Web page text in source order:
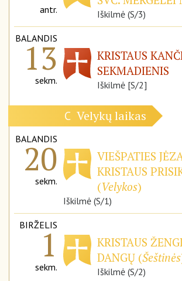
antr. Iškilmė (S/3)
BALANDIS
13
sekm.
KRISTAUS
SEKMADIENIS
Iškilmė [S/2]
C Velykų laikas
BALANDIS
20
sekm.
VIEŠPATIES
KRISTAUS
(Velykos)
Iškilmė (S/1)
BIRŽELIS
1
sekm.
KRISTAUS
DANGŲ (Šeštinės
Iškilmė (S/2)